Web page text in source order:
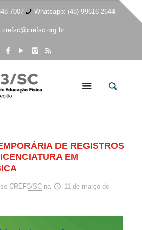
7007 Whatsapp: (48) 99616-2644
crefsc@crefsc.org.br
DE REGISTROS
EM
CREF3/SC na
11 de março de